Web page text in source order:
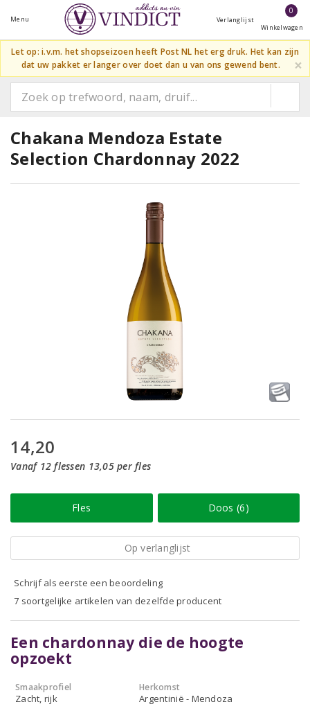
Menu Verlanglijst
0
Winkelwagen
Let op: i.v.m. het shopseizoen heeft Post NL het erg druk. Het kan zijn
dat uw pakket er langer over doet dan u van ons gewend bent.
×
Chakana Mendoza Estate
Selection Chardonnay 2022
14,20
Vanaf 12 flessen 13,05 per fles
Fles Doos (6)
Op verlanglijst
Schrijf als eerste een beoordeling
7 soortgelijke artikelen van dezelfde producent
Een chardonnay die de hoogte
opzoekt
Smaakprofiel
Zacht, rijk
Herkomst
Argentinië - Mendoza